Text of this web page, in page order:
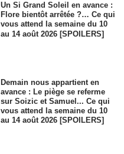
Un Si Grand Soleil en avance :
Flore bientôt arrêtée ?… Ce qui
vous attend la semaine du 10
au 14 août 2026 [SPOILERS]
Demain nous appartient en
avance : Le piège se referme
sur Soizic et Samuel... Ce qui
vous attend la semaine du 10
au 14 août 2026 [SPOILERS]